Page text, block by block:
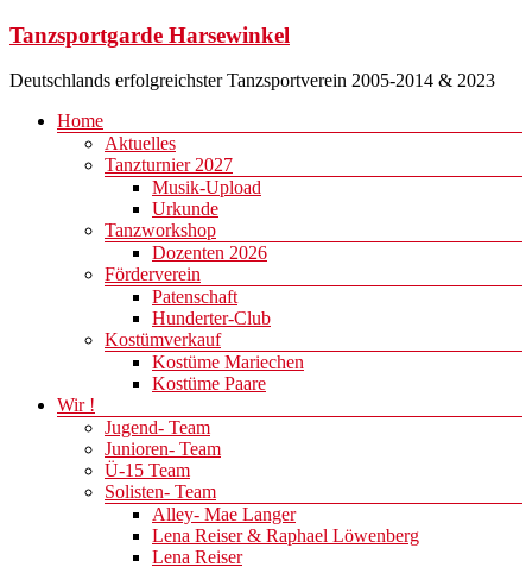
Zum
springen
Tanzsportgarde Harsewinkel
Deutschlands erfolgreichster Tanzsportverein 2005-2014 & 2023
Menü
Home
Aktuelles
Tanzturnier 2027
Musik-Upload
Urkunde
Tanzworkshop
Dozenten 2026
Förderverein
Patenschaft
Hunderter-Club
Kostümverkauf
Kostüme Mariechen
Kostüme Paare
Wir !
Jugend- Team
Junioren- Team
Ü-15 Team
Solisten- Team
Alley- Mae Langer
Lena Reiser & Raphael Löwenberg
Lena Reiser